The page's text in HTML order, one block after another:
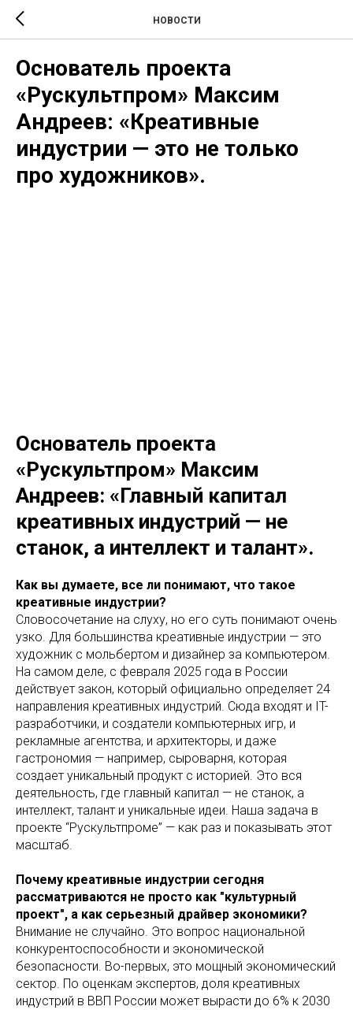
НОВОСТИ
Основатель проекта
«Рускультпром» Максим
Андреев: «Креативные
индустрии — это не только
про художников».
Основатель проекта
«Рускультпром» Максим
Андреев: «Главный капитал
креативных индустрий — не
станок, а интеллект и талант».
Как вы думаете, все ли понимают, что такое
креативные индустрии?
Словосочетание на слуху, но его суть понимают очень
узко. Для большинства креативные индустрии — это
художник с мольбертом и дизайнер за компьютером.
На самом деле, с февраля 2025 года в России
действует закон, который официально определяет 24
направления креативных индустрий. Сюда входят и IT-
разработчики, и создатели компьютерных игр, и
рекламные агентства, и архитекторы, и даже
гастрономия — например, сыроварня, которая
создает уникальный продукт с историей. Это вся
деятельность, где главный капитал — не станок, а
интеллект, талант и уникальные идеи. Наша задача в
проекте “Рускультпроме” — как раз и показывать этот
масштаб.
Почему креативные индустрии сегодня
рассматриваются не просто как "культурный
проект", а как серьезный драйвер экономики?
Внимание не случайно. Это вопрос национальной
конкурентоспособности и экономической
безопасности. Во-первых, это мощный экономический
сектор. По оценкам экспертов, доля креативных
индустрий в ВВП России может вырасти до 6% к 2030